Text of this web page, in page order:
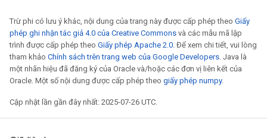
Trừ phi có lưu ý khác, nội dung của trang này được cấp phép theo Giấy
phép ghi nhận tác giả 4.0 của Creative Commons và các mẫu mã lập
trình được cấp phép theo Giấy phép Apache 2.0. Để xem chi tiết, vui lòng
tham khảo Chính sách trên trang web của Google Developers. Java là
một nhãn hiệu đã đăng ký của Oracle và/hoặc các đơn vị liên kết của
Oracle. Một số nội dung được cấp phép theo giấy phép numpy.
Cập nhật lần gần đây nhất: 2025-07-26 UTC.